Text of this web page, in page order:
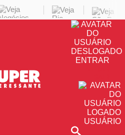
ENTRAR
USUÁRIO